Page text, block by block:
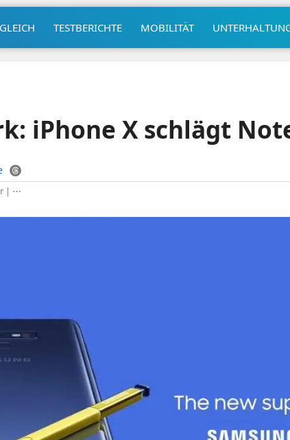
TESTBERICHTE MOBILITÄT
iPhone X schlägt
| ⋯